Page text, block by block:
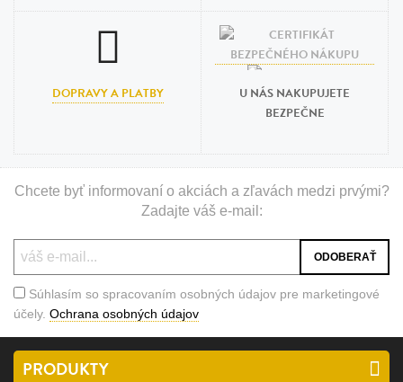
DOPRAVY A PLATBY
U NÁS NAKUPUJETE
BEZPEČNE
Chcete byť informovaní o akciách a zľavách medzi prvými?
Zadajte váš e-mail:
Súhlasím so spracovaním osobných údajov pre marketingové
účely. Ochrana osobných údajov
PRODUKTY